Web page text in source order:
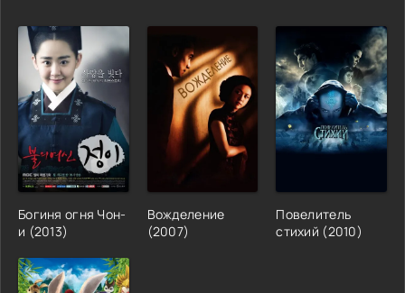
Богиня огня Чон-
и (2013)
Вожделение
(2007)
Повелитель
стихий (2010)